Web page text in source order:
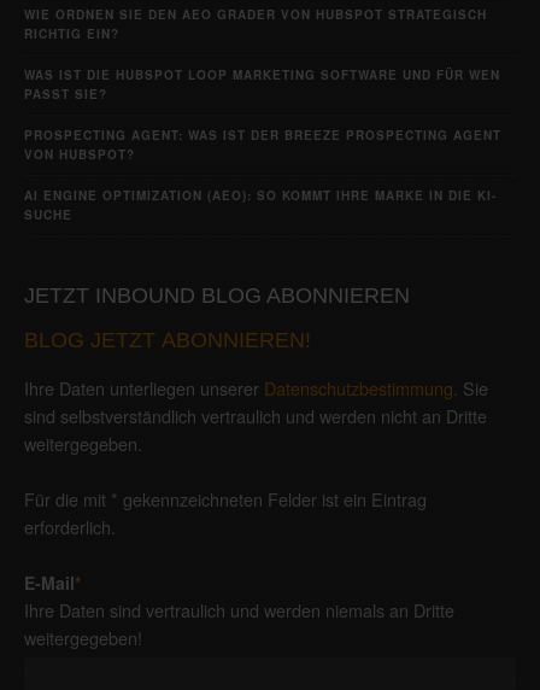
WIE ORDNEN SIE DEN AEO GRADER VON HUBSPOT STRATEGISCH
RICHTIG EIN?
WAS IST DIE HUBSPOT LOOP MARKETING SOFTWARE UND FÜR WEN
PASST SIE?
PROSPECTING AGENT: WAS IST DER BREEZE PROSPECTING AGENT
VON HUBSPOT?
AI ENGINE OPTIMIZATION (AEO): SO KOMMT IHRE MARKE IN DIE KI-
SUCHE
JETZT INBOUND BLOG ABONNIEREN
BLOG JETZT ABONNIEREN!
Ihre Daten unterliegen unserer Datenschutzbestimmung. Sie
sind selbstverständlich vertraulich und werden nicht an Dritte
weitergegeben.
Für die mit * gekennzeichneten Felder ist ein Eintrag
erforderlich.
E-Mail*
Ihre Daten sind vertraulich und werden niemals an Dritte
weitergegeben!